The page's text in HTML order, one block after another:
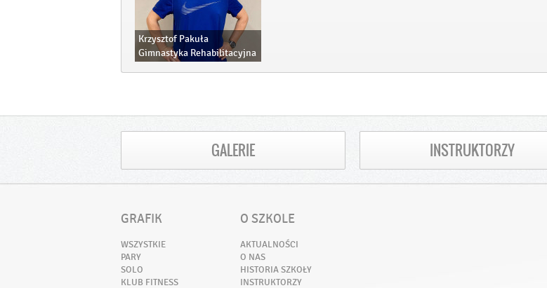
Krzysztof Pakuła
Gimnastyka Rehabilitacyjna
GALERIE INSTRUKTORZY
GRAFIK
WSZYSTKIE
PARY
SOLO
KLUB FITNESS
O SZKOLE
AKTUALNOŚCI
O NAS
HISTORIA SZKOŁY
INSTRUKTORZY